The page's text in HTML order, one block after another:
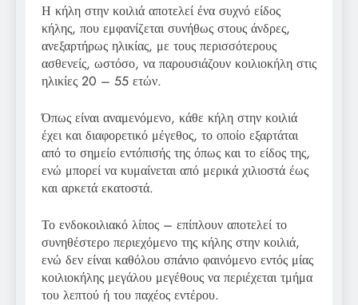
Η κήλη στην κοιλιά αποτελεί ένα συχνό είδος
κήλης, που εμφανίζεται συνήθως στους άνδρες,
ανεξαρτήρως ηλικίας, με τους περισσότερους
ασθενείς, ωστόσο, να παρουσιάζουν κοιλιοκήλη στις
ηλικίες 20 – 55 ετών.
Όπως είναι αναμενόμενο, κάθε κήλη στην κοιλιά
έχει και διαφορετικό μέγεθος, το οποίο εξαρτάται
από το σημείο εντόπισής της όπως και το είδος της,
ενώ μπορεί να κυμαίνεται από μερικά χιλιοστά έως
και αρκετά εκατοστά.
Το ενδοκοιλιακό λίπος – επίπλουν αποτελεί το
συνηθέστερο περιεχόμενο της κήλης στην κοιλιά,
ενώ δεν είναι καθόλου σπάνιο φαινόμενο εντός μίας
κοιλιοκήλης μεγάλου μεγέθους να περιέχεται τμήμα
του λεπτού ή του παχέος εντέρου.